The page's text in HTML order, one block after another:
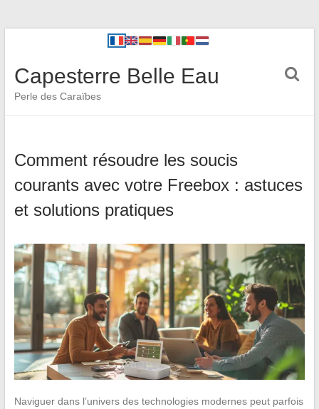
Capesterre Belle Eau
Perle des Caraïbes
Comment résoudre les soucis
courants avec votre Freebox : astuces
et solutions pratiques
Naviguer dans l’univers des technologies modernes peut parfois